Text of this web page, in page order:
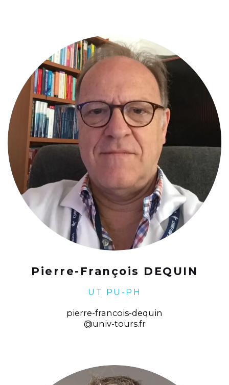
Pierre-François DEQUIN
UT PU-PH
pierre-francois-dequin
@univ-tours.fr